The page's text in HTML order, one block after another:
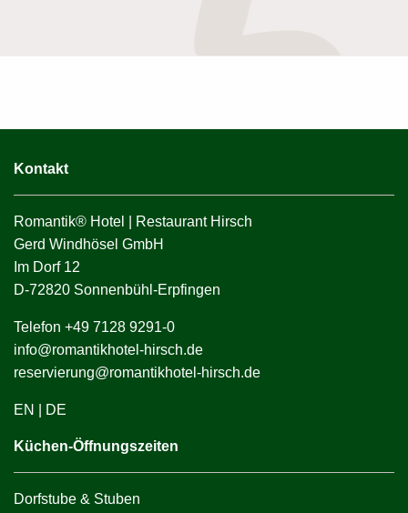
Kontakt
Romantik® Hotel | Restaurant Hirsch
Gerd Windhösel GmbH
Im Dorf 12
D-72820 Sonnenbühl-Erpfingen
Telefon +49 7128 9291-0
info@romantikhotel-hirsch.de
reservierung@romantikhotel-hirsch.de
EN DE
Küchen-Öffnungszeiten
Dorfstube & Stuben